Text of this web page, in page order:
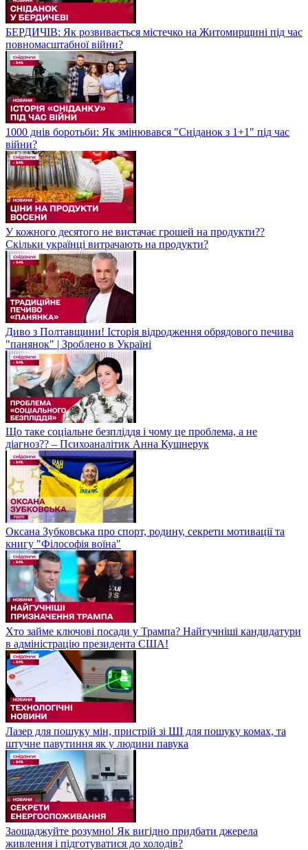
БЕРДИЧІВ: Як розвивається містечко на Житомирщині під час
повномасштабної війни?
1000 днів боротьби: Як змінювався "Сніданок з 1+1" під час
війни?
У кожного десятого не вистачає грошей на продукти??
Скільки українці витрачають на продукти?
Диво з Полтавщини! Історія відродження обрядового печива
"панянок" | Зроблено в Україні
Що таке соціальне безпліддя і чому це проблема, а не
діагноз?? – Психоаналітик Анна Кушнерук
Оксана Зубковська про спорт, родину, секрети мотивації та
книгу "Філософія воїна"
Хто займе ключові посади у Трампа? Найгучніші кандидатури
в адміністрацію президента США!
Лазер для пошуку мін, пристрій зі ШІ для пошуку комах, та
штучне павутиння як у людини павука
Заощаджуйте розумно! Як вигідно придбати джерела
живлення і підготуватися до холодів?